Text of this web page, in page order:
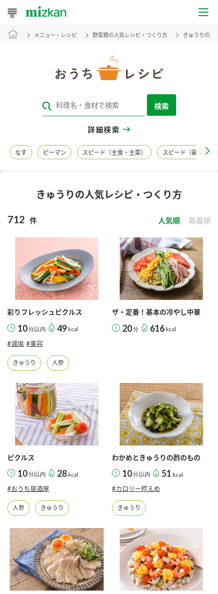
おうちレシピ
レシピカテゴリ一覧
レシピ名特集
商品情報
商品カテゴリ
酢 調味酢
お酢ドリンク ぽん酢
スープ 中華
レモン果汁
ふりかけ おすしの素
炊き込みご飯の素 米飯用調味液
納豆 Fibee
キャンペーン情報
ブランド・スペシャルサイト
ブランド・スペシャルサイト トップ
Fibee（ファイビー）
くらしプラ酢
カンタン酢
お酢ドリンク
味ぽん
ぽん酢
かおりの蔵
つゆ
鍋なび
納豆のサイト
三ツ判山吹
千夜
スペシャルサイト
企業情報
国内事業概要
ミツカングループについて
企業理念
ミツカンを知る
環境への取り組み
水の文化センター（アーカイブ）
ZENB initiative
MIM（ミツカンミュージアム）
採用情報
ニュースリリース
お客様相談センター
お客様の声をいかしました
販売終了製品のご案内
よくあるご質問
メニュー・レシピ 野菜類の人気レシピ・つくり方 きゅうりの人
検索
詳細検索
なす ピーマン スピード（主食・主菜） スピード（副菜・つ
きゅうりの人気レシピ・つくり方
712 件 人気順 新着順
彩りフレッシュピクルス
10分以内 49 kcal
#減塩 #美容
きゅうり 人参
ザ・定番！基本の冷やし中華
20分 616 kcal
ピクルス
10分以内 28 kcal
#おうち居酒屋
人参 きゅうり
わかめときゅうりの酢のもの
10分以内 51 kcal
#カロリー控えめ
きゅうり